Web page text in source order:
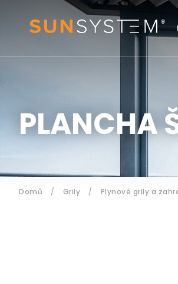
PLANCHA
Domů / Grily / Plynové grily a